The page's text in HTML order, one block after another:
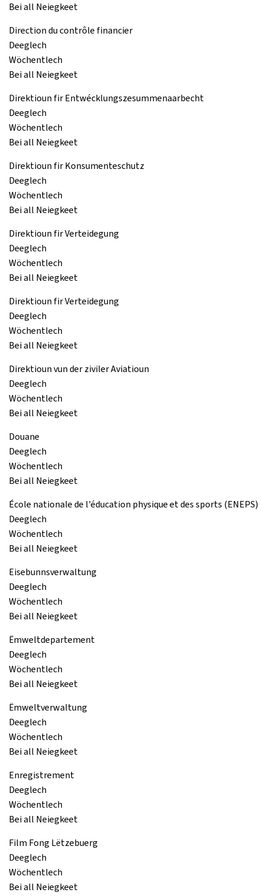
Bei all Neiegkeet
Direction du contrôle financier
Deeglech
Wöchentlech
Bei all Neiegkeet
Direktioun fir Entwécklungszesummenaarbecht
Deeglech
Wöchentlech
Bei all Neiegkeet
Direktioun fir Konsumenteschutz
Deeglech
Wöchentlech
Bei all Neiegkeet
Direktioun fir Verteidegung
Deeglech
Wöchentlech
Bei all Neiegkeet
Direktioun fir Verteidegung
Deeglech
Wöchentlech
Bei all Neiegkeet
Direktioun vun der ziviler Aviatioun
Deeglech
Wöchentlech
Bei all Neiegkeet
Douane
Deeglech
Wöchentlech
Bei all Neiegkeet
École nationale de l'éducation physique et des sports (ENEPS)
Deeglech
Wöchentlech
Bei all Neiegkeet
Eisebunnsverwaltung
Deeglech
Wöchentlech
Bei all Neiegkeet
Ëmweltdepartement
Deeglech
Wöchentlech
Bei all Neiegkeet
Ëmweltverwaltung
Deeglech
Wöchentlech
Bei all Neiegkeet
Enregistrement
Deeglech
Wöchentlech
Bei all Neiegkeet
Film Fong Lëtzebuerg
Deeglech
Wöchentlech
Bei all Neiegkeet